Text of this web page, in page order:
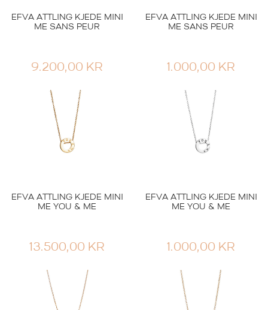
EFVA ATTLING KJEDE MINI
ME SANS PEUR
9.200,00 KR
EFVA ATTLING KJEDE MINI
ME SANS PEUR
1.000,00 KR
EFVA ATTLING KJEDE MINI
ME YOU & ME
13.500,00 KR
EFVA ATTLING KJEDE MINI
ME YOU & ME
1.000,00 KR